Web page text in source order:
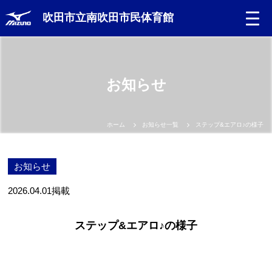
吹田市立南吹田市民体育館
お知らせ
ホーム お知らせ一覧 ステップ&エアロ♪の様子
お知らせ
2026.04.01掲載
ステップ&エアロ♪の様子